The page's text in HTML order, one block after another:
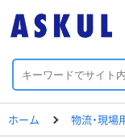
ホーム 物流・現場